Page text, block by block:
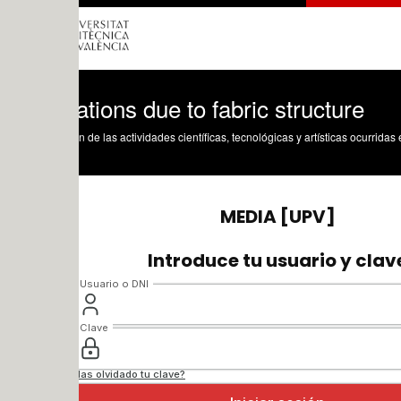
due to fabric structure
de las actividades científicas, tecnológicas y artísticas ocurridas en los tres